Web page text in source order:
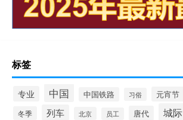
标签
专业 中国 中国铁路 习俗 元宵节
冬季 列车 北京 员工 唐代 城际